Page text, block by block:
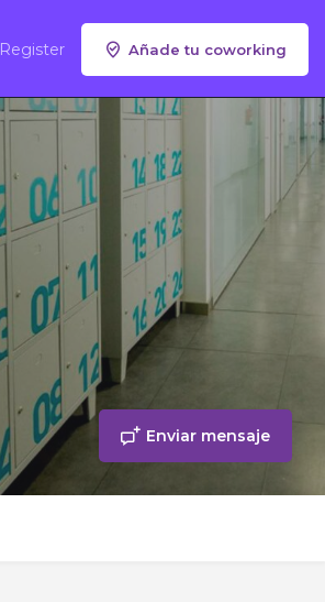
Register Añade tu coworking
Enviar mensaje